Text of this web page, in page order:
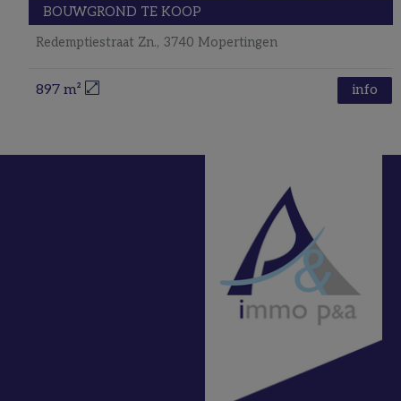
BOUWGROND TE KOOP
Redemptiestraat Zn., 3740 Mopertingen
897 m² info